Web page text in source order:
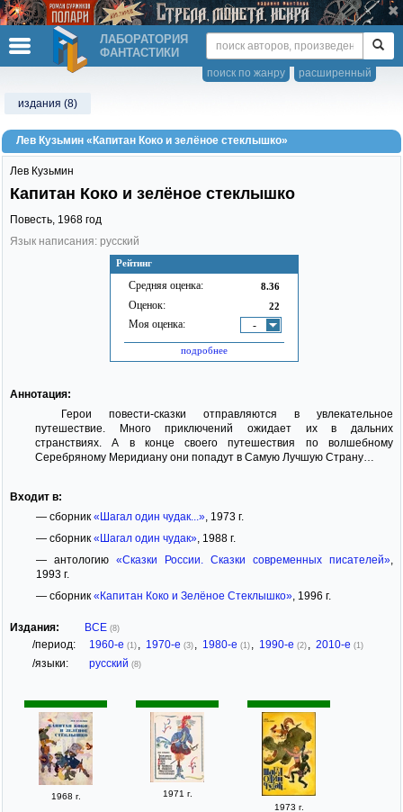
ЛАБОРАТОРИЯ
ФАНТАСТИКИ
расширенный
поиск по жанру
издания (8)
Лев Кузьмин «Капитан Коко и зелёное стеклышко»
Рейтинг
Средняя оценка: 8.36
Оценок: 22
Моя оценка: -
подробнее
Лев Кузьмин
Капитан Коко и зелёное стеклышко
Повесть, 1968 год
Язык написания: русский
Аннотация:
Герои повести-сказки отправляются в увлекательное
путешествие. Много приключений ожидает их в дальних
странствиях. А в конце своего путешествия по волшебному
Серебряному Меридиану они попадут в Самую Лучшую Страну…
Входит в:
— сборник «Шагал один чудак...», 1973 г.
— сборник «Шагал один чудак», 1988 г.
— антологию «Сказки России. Сказки современных писателей»
1993 г.
— сборник «Капитан Коко и Зелёное Стеклышко», 1996 г.
Издания: ВСЕ (8)
/период: 1960-е (1) 1970-е (3) 1980-е (1) 1990-е (2) 2010-е (1)
/языки: русский (8)
1968 г.
1971 г.
1973 г.